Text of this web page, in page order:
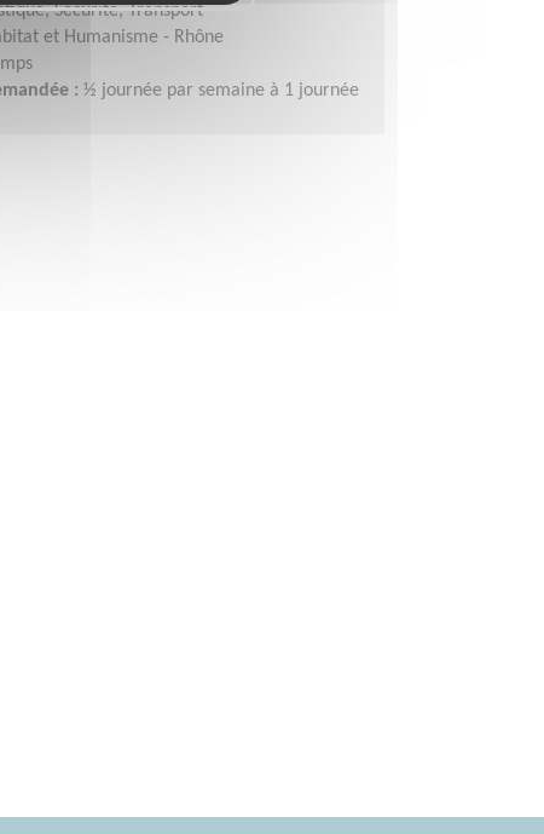
Sécurité, Transport
et Humanisme - Rhône
: ½ journée par semaine à 1 journée